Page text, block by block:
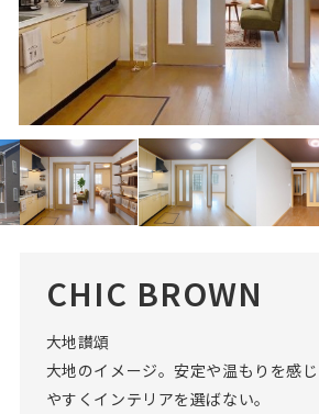
CHIC BROWN
大地讃頌
大地のイメージ。安定や温もりを感
やすくインテリアを選ばない。